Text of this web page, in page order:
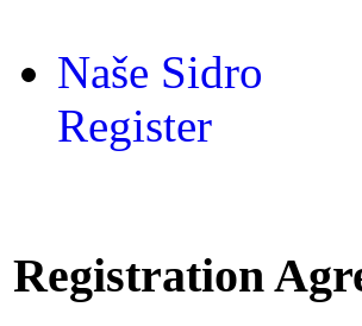
Naše Sidro
Register
Registration